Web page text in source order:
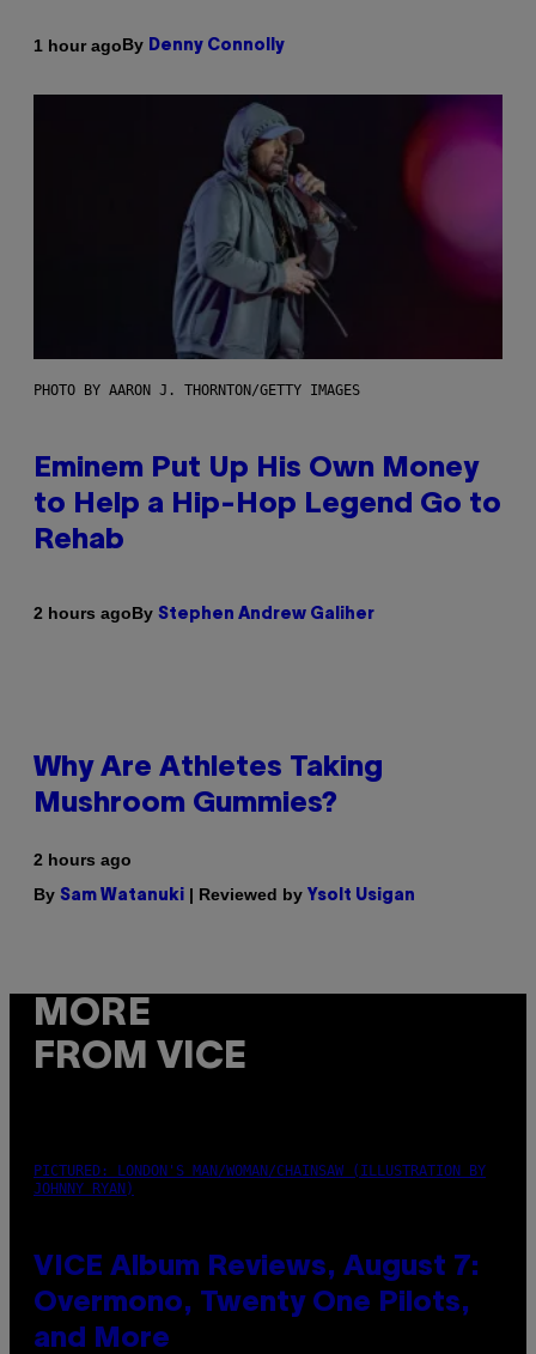
1 hour agoBy Denny Connolly
PHOTO BY AARON J. THORNTON/GETTY IMAGES
Eminem Put Up His Own Money
to Help a Hip-Hop Legend Go to
Rehab
2 hours agoBy Stephen Andrew Galiher
Why Are Athletes Taking
Mushroom Gummies?
2 hours ago
By Sam Watanuki | Reviewed by Ysolt Usigan
MORE
FROM VICE
PICTURED: LONDON'S MAN/WOMAN/CHAINSAW (ILLUSTRATION BY
JOHNNY RYAN)
VICE Album Reviews, August 7:
Overmono, Twenty One Pilots,
and More